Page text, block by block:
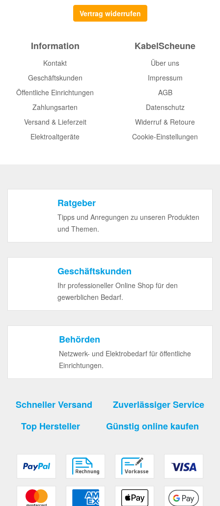
Vertrag widerrufen
Information
Kontakt
Geschäftskunden
Öffentliche Einrichtungen
Zahlungsarten
Versand & Lieferzeit
Elektroaltgeräte
KabelScheune
Über uns
Impressum
AGB
Datenschutz
Widerruf & Retoure
Cookie-Einstellungen
Ratgeber
Tipps und Anregungen zu unseren Produkten
und Themen.
Geschäftskunden
Ihr professioneller Online Shop für den
gewerblichen Bedarf.
Behörden
Netzwerk- und Elektrobedarf für öffentliche
Einrichtungen.
Schneller Versand
Zuverlässiger Service
Top Hersteller
Günstig online kaufen